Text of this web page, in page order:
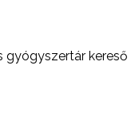
gyógyszertár kereső